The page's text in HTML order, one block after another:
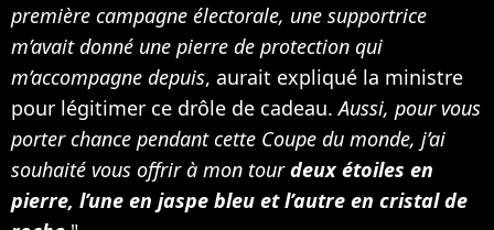
première campagne électorale, une supportrice
m’avait donné une pierre de protection qui
m’accompagne depuis, aurait expliqué la ministre
pour légitimer ce drôle de cadeau. Aussi, pour vous
porter chance pendant cette Coupe du monde, j’ai
souhaité vous offrir à mon tourdeux étoiles en
pierre, l’une en jaspe bleu et l’autre en cristal de